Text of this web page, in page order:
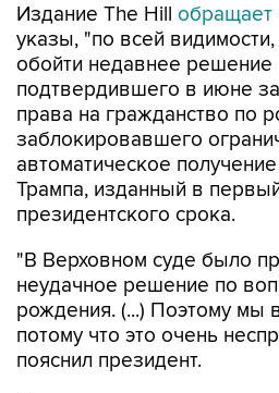
Издание The Hill обращает
указы, "по всей
обойти недавнее решение
подтвердившего в июне
права на гражданство по
заблокировавшего
автоматическое
Трампа, изданный в
президентского срока.
"В Верховном суде было
неудачное решение по
рождения. (...) Поэтому мы
потому что это очень
пояснил президент.